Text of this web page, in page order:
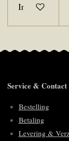
In
Service & Contact
Bestelling
Betaling
Levering &